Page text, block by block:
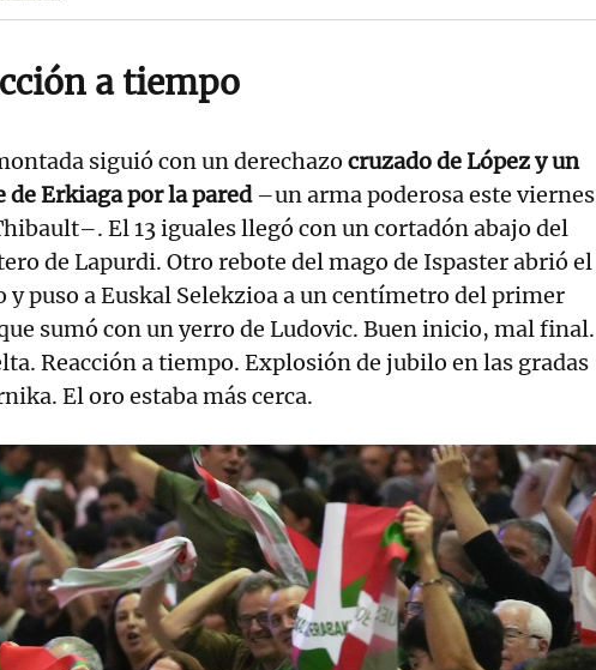
a tiempo
siguió con un derechazo cruzado de López y un
de Erkiaga por la pared–un arma poderosa este viernes
El 13 iguales llegó con un cortadón abajo del
de Lapurdi. Otro rebote del mago de Ispaster abrió el
y puso a Euskal Selekzioa a un centímetro del primer
sumó con un yerro de Ludovic. Buen inicio, mal final.
Reacción a tiempo. Explosión de jubilo en las gradas
El oro estaba más cerca.